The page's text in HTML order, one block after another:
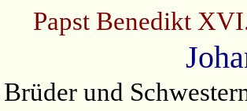
Papst Benedikt
und